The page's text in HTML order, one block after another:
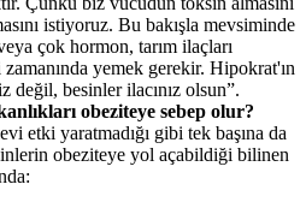
istiyoruz. Bu bakışla mevsiminde
çok hormon, tarım ilaçları
yemek gerekir. Hipokrat'ın
besinler ilacınız olsun”.
obeziteye sebep olur?
etki yaratmadığı gibi tek başına da
obeziteye yol açabildiği bilinen